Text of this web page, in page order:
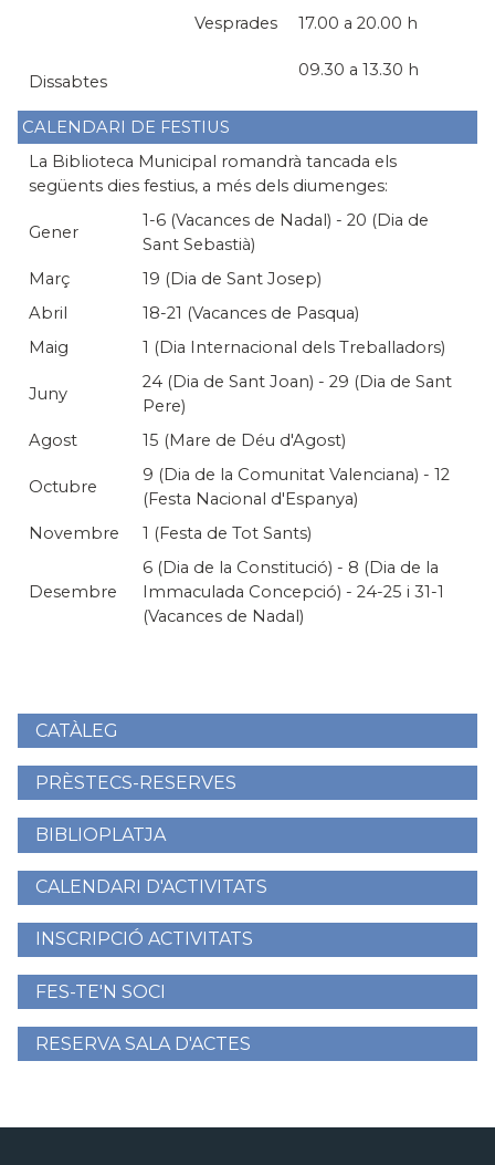
Vesprades 17.00 a 20.00 h
Dissabtes
09.30 a 13.30 h
CALENDARI DE FESTIUS
La Biblioteca Municipal romandrà tancada els
següents dies festius, a més dels diumenges:
Gener
1-6 (Vacances de Nadal) - 20 (Dia de
Sant Sebastià)
Març
19 (Dia de Sant Josep)
Abril
18-21 (Vacances de Pasqua)
Maig
1 (Dia Internacional dels Treballadors)
Juny
24 (Dia de Sant Joan) - 29 (Dia de Sant
Pere)
Agost
15 (Mare de Déu d'Agost)
Octubre
9 (Dia de la Comunitat Valenciana) - 12
(Festa Nacional d'Espanya)
Novembre
1 (Festa de Tot Sants)
Desembre
6 (Dia de la Constitució) - 8 (Dia de la
Immaculada Concepció) - 24-25 i 31-1
(Vacances de Nadal)
Menú
lateral
CATÀLEG
PRÈSTECS-RESERVES
BIBLIOPLATJA
CALENDARI D'ACTIVITATS
INSCRIPCIÓ ACTIVITATS
FES-TE'N SOCI
RESERVA SALA D'ACTES